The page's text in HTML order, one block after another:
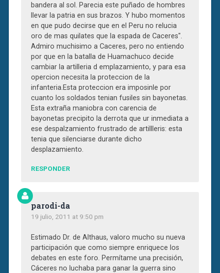
bandera al sol. Parecia este puñado de hombres
llevar la patria en sus brazos. Y hubo momentos
en que pudo decirse que en el Peru no relucia
oro de mas quilates que la espada de Caceres".
Admiro muchisimo a Caceres, pero no entiendo
por que en la batalla de Huamachuco decide
cambiar la artilleria d emplazamiento, y para esa
opercion necesita la proteccion de la
infanteria.Esta proteccion era imposinle por
cuanto los soldados tenian fusiles sin bayonetas.
Esta extraña maniobra con carencia de
bayonetas precipito la derrota que ur inmediata a
ese despalzamiento frustrado de artillleris: esta
tenia que silenciarse durante dicho
desplazamiento.
RESPONDER
parodi-da
19 julio, 2011 at 9:50 pm
Estimado Dr. de Althaus, valoro mucho su nueva
participación que como siempre enriquece los
debates en este foro. Permítame una precisión,
Cáceres no luchaba para ganar la guerra sino